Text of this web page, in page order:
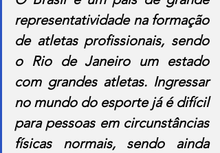
representatividade na formação
de atletas profissionais, sendo
o Rio de Janeiro um estado
com grandes atletas. Ingressar
no mundo do esporte já é difícil
para pessoas em circunstâncias
físicas normais, sendo ainda